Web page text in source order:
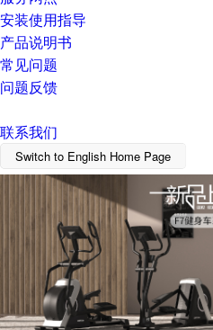
安装使用指导
产品说明书
常见问题
问题反馈
联系我们
Switch to English Home Page